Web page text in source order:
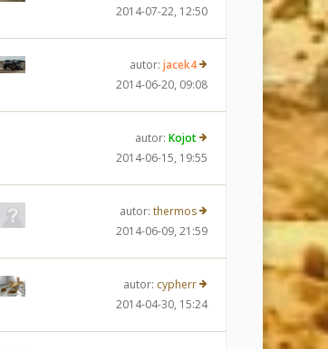
2014-07-22, 12:50
autor: jacek4
2014-06-20, 09:08
autor: Kojot
2014-06-15, 19:55
autor: thermos
2014-06-09, 21:59
autor: cypherr
2014-04-30, 15:24